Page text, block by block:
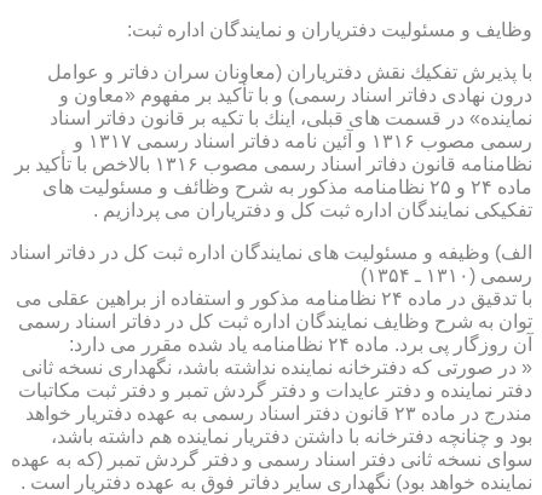
وظایف و مسئولیت دفتریاران و نمایندگان اداره ثبت:
با پذیرش تفكیك نقش دفتریاران (معاونان سران دفاتر و عوامل
درون نهادی دفاتر اسناد رسمی) و با تأكید بر مفهوم «معاون و
نماینده» در قسمت های قبلی، اینك با تكیه بر قانون دفاتر اسناد
رسمی مصوب ۱۳۱۶ و آئین نامه دفاتر اسناد رسمی ۱۳۱۷ و
نظامنامه قانون دفاتر اسناد رسمی مصوب ۱۳۱۶ بالاخص با تأكید بر
ماده ۲۴ و ۲۵ نظامنامه مذكور به شرح وظائف و مسئولیت های
تفكیكی نمایندگان اداره ثبت كل و دفتریاران می پردازیم .
الف) وظیفه و مسئولیت های نمایندگان اداره ثبت كل در دفاتر اسناد
رسمی (۱۳۱۰ ـ ۱۳۵۴)
با تدقیق در ماده ۲۴ نظامنامه مذكور و استفاده از براهین عقلی می
توان به شرح وظایف نمایندگان اداره ثبت كل در دفاتر اسناد رسمی
آن روزگار پی برد. ماده ۲۴ نظامنامه یاد شده مقرر می دارد:
« در صورتی كه دفترخانه نماینده نداشته باشد، نگهداری نسخه ثانی
دفتر نماینده و دفتر عایدات و دفتر گردش تمبر و دفتر ثبت مكاتبات
مندرج در ماده ۲۳ قانون دفتر اسناد رسمی به عهده دفتریار خواهد
بود و چنانچه دفترخانه با داشتن دفتریار نماینده هم داشته باشد،
سوای نسخه ثانی دفتر اسناد رسمی و دفتر گردش تمبر (كه به عهده
نماینده خواهد بود) نگهداری سایر دفاتر فوق به عهده دفتریار است .